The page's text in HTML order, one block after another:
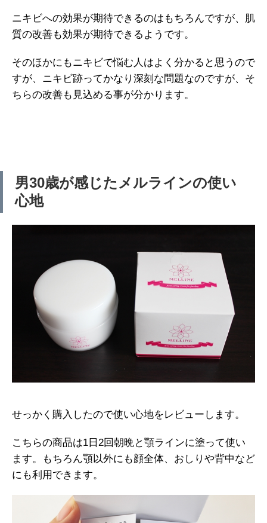
ニキビへの効果が期待できるのはもちろんですが、肌
質の改善も効果が期待できるようです。
そのほかにもニキビで悩む人はよく分かると思うので
すが、ニキビ跡ってかなり深刻な問題なのですが、そ
ちらの改善も見込める事が分かります。
男30歳が感じたメルラインの使い
心地
せっかく購入したので使い心地をレビューします。
こちらの商品は1日2回朝晩と顎ラインに塗って使い
ます。もちろん顎以外にも顔全体、おしりや背中など
にも利用できます。